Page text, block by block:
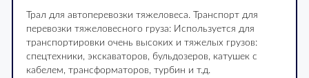
Трал для автоперевозки тяжеловеса. Транспорт для
перевозки тяжеловесного груза: Используется для
транспортировки очень высоких и тяжелых грузов:
спецтехники, экскаваторов, бульдозеров, катушек с
кабелем, трансформаторов, турбин и т.д.